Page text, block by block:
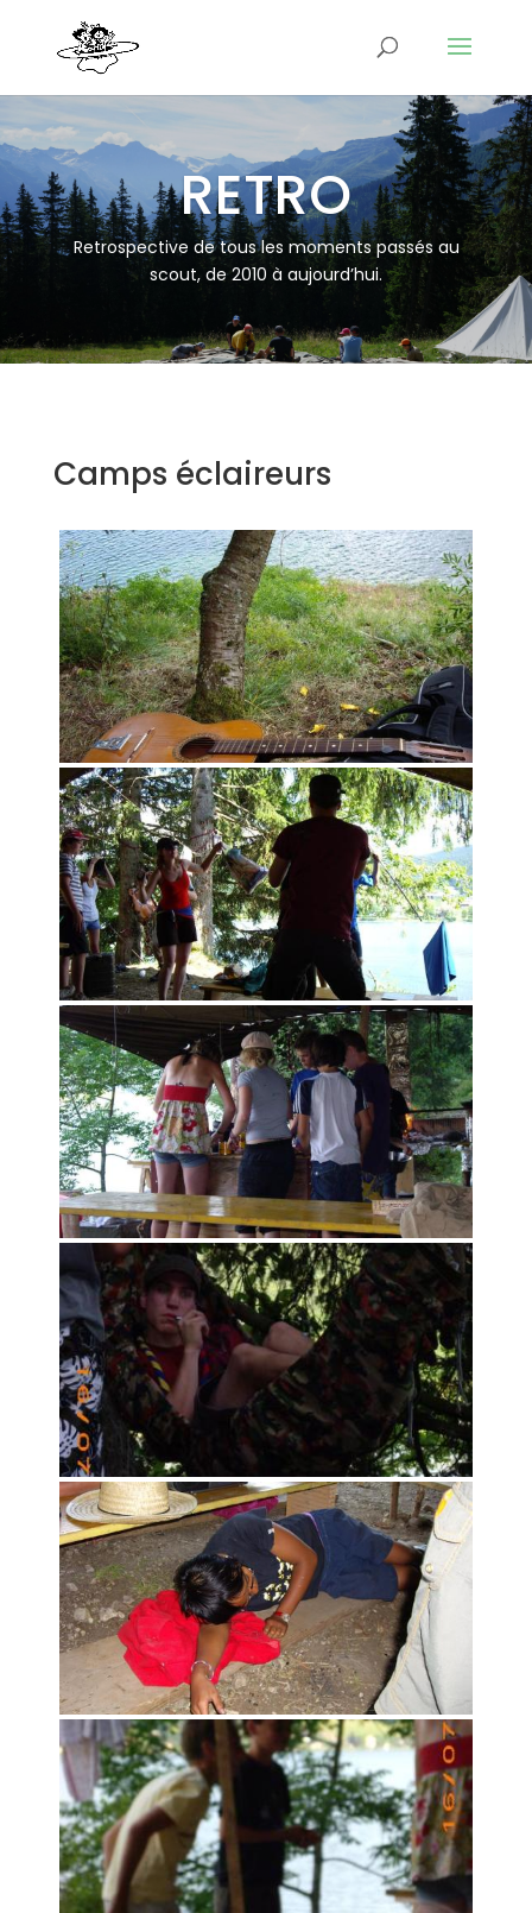
RETRO
Retrospective de tous les moments passés au
scout, de 2010 à aujourd’hui.
Camps éclaireurs